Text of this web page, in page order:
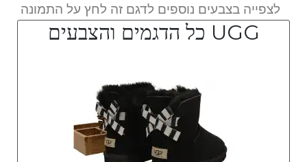
לצפייה בצבעים נוספים לדגם זה לחץ על התמונה
UGG כל הדגמים והצבעים